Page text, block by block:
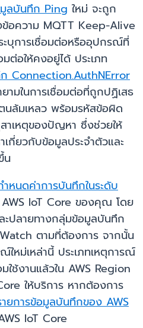
ลบันทึก Ping ใหม่ จะถูก
อความ MQTT Keep-Alive
ะบุการเชื่อมต่อหรืออุปกรณ์ที่
มต่อให้คงอยู่ได้ ประเภท
Connection.AuthNError
ามในการเชื่อมต่อที่ถูกปฏิเสธ
นล้มเหลว พร้อมรหัสข้อผิด
าเหตุของปัญหา ซึ่งช่วยให้
กี่ยวกับข้อมูลประจำตัวและ
น
ำหนดค่าการบันทึกในระดับ
AWS IoT Core ของคุณ โดย
ะปลายทางกลุ่มข้อมูลบันทึก
ตามที่ต้องการ จากนั้น
ณ์ใหม่เหล่านี้ ประเภทเหตุการณ์
ใช้งานแล้วใน AWS Region
ให้บริการ หากต้องการ
ยการข้อมูลบันทึกของ AWS
IoT Core